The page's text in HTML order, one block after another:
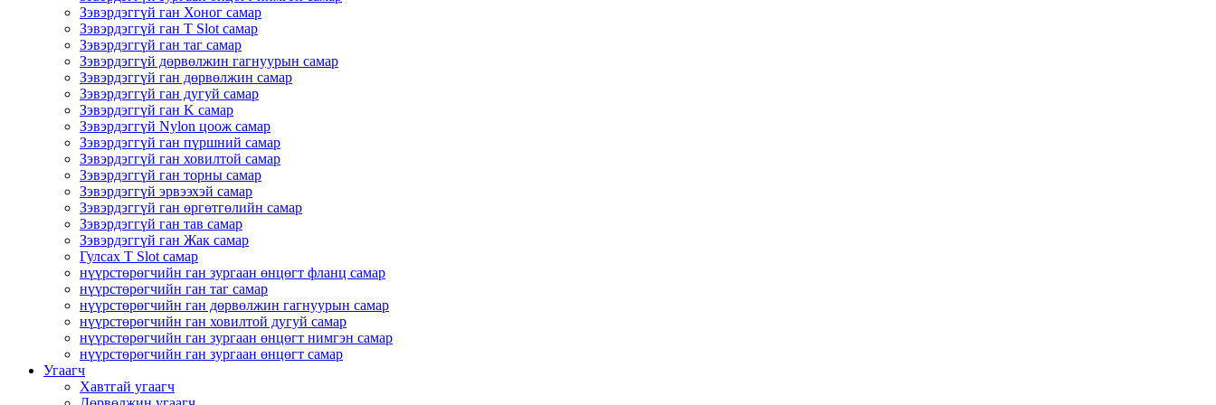
Зэвэрдэггүй ган Хоног самар
Зэвэрдэггүй ган T Slot самар
Зэвэрдэггүй ган таг самар
Зэвэрдэггүй дөрвөлжин гагнуурын самар
Зэвэрдэггүй ган дөрвөлжин самар
Зэвэрдэггүй ган дугуй самар
Зэвэрдэггүй ган K самар
Зэвэрдэггүй Nylon цоож самар
Зэвэрдэггүй ган пүршний самар
Зэвэрдэггүй ган ховилтой самар
Зэвэрдэггүй ган торны самар
Зэвэрдэггүй эрвээхэй самар
Зэвэрдэггүй ган өргөтгөлийн самар
Зэвэрдэггүй ган тав самар
Зэвэрдэггүй ган Жак самар
Гулсах T Slot самар
нүүрстөрөгчийн ган зургаан өнцөгт фланц самар
нүүрстөрөгчийн ган таг самар
нүүрстөрөгчийн ган дөрвөлжин гагнуурын самар
нүүрстөрөгчийн ган ховилтой дугуй самар
нүүрстөрөгчийн ган зургаан өнцөгт нимгэн самар
нүүрстөрөгчийн ган зургаан өнцөгт самар
Угаагч
Хавтгай угаагч